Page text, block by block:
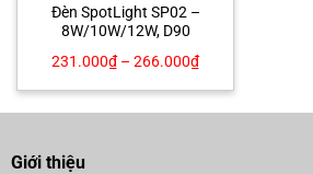
Đèn SpotLight SP02 –
8W/10W/12W, D90
231.000₫– 266.000₫
Giới thiệu